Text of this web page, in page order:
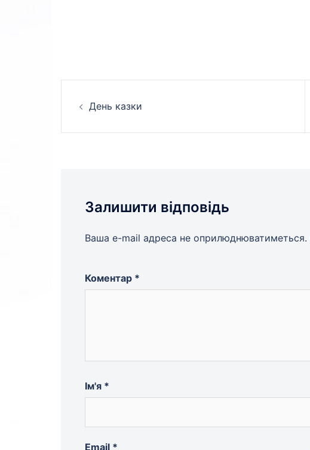
День казки
Залишити відповідь
Ваша e-mail адреса не оприлюднюватиметься.
Коментар *
Ім'я *
Email *